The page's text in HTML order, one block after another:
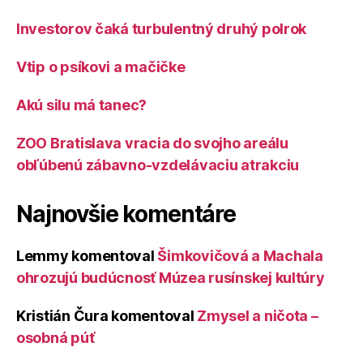
Investorov čaká turbulentný druhý polrok
Vtip o psíkovi a mačičke
Akú silu má tanec?
ZOO Bratislava vracia do svojho areálu
obľúbenú zábavno-vzdelávaciu atrakciu
Najnovšie komentáre
Lemmy komentoval Šimkovičová a Machala
ohrozujú budúcnosť Múzea rusínskej kultúry
Kristián Čura komentoval Zmysel a ničota –
osobná púť